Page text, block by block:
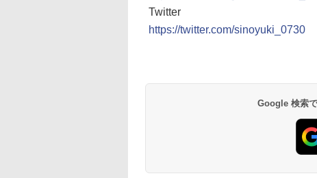
Twitter
https://twitter.com/sinoyuki_0730
Google 検索